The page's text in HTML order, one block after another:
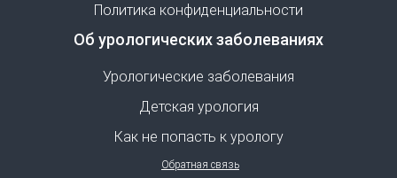
Политика конфиденциальности
Об урологических заболеваниях
Урологические заболевания
Детская урология
Как не попасть к урологу
Обратная связь